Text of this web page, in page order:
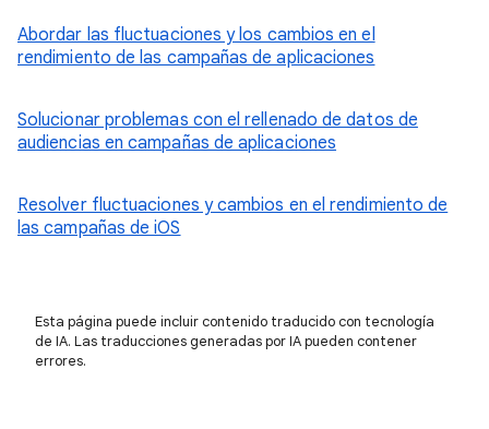
Abordar las fluctuaciones y los cambios en el
rendimiento de las campañas de aplicaciones
Solucionar problemas con el rellenado de datos de
audiencias en campañas de aplicaciones
Resolver fluctuaciones y cambios en el rendimiento de
las campañas de iOS
Esta página puede incluir contenido traducido con tecnología
de IA. Las traducciones generadas por IA pueden contener
errores.